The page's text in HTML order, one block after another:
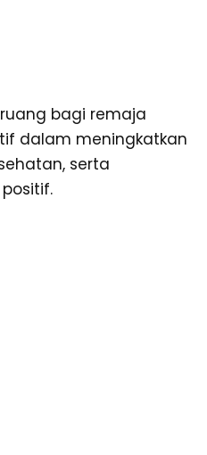
bagi remaja
dalam meningkatkan
serta